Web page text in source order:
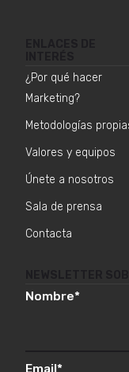
¿Por qué hacer
Marketing?
Metodologías
Valores y equipos
Únete a nosotros
Sala de prensa
Contacta
Nombre*
Email*